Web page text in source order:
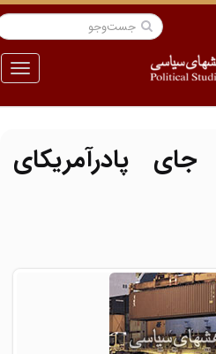
منو
پادرآمریکای